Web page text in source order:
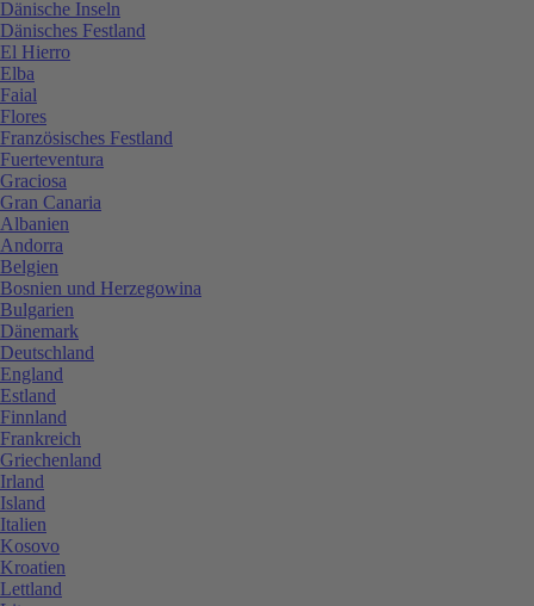
Dänische Inseln
Dänisches Festland
El Hierro
Elba
Faial
Flores
Französisches Festland
Fuerteventura
Graciosa
Gran Canaria
Albanien
Andorra
Belgien
Bosnien und Herzegowina
Bulgarien
Dänemark
Deutschland
England
Estland
Finnland
Frankreich
Griechenland
Irland
Island
Italien
Kosovo
Kroatien
Lettland